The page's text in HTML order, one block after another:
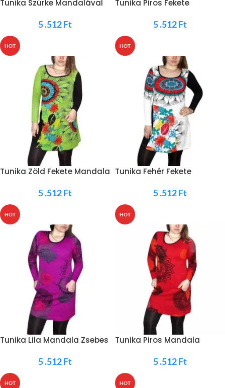
Tunika Szürke Mandalával
5 .512Ft
Tunika Piros Fekete
5 .512Ft
HOT
Tunika Zöld Fekete Mandala
5 .512Ft
HOT
Tunika Fehér Fekete
5 .512Ft
HOT
Tunika Lila Mandala Zsebes
5 .512Ft
HOT
Tunika Piros Mandala
5 .512Ft
HOT HOT